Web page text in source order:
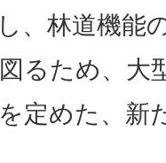
、林道機能
るため、大
定めた、新